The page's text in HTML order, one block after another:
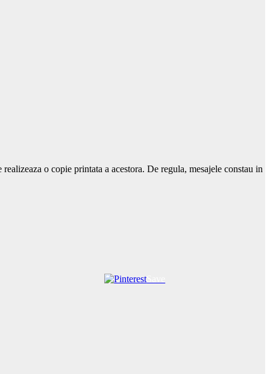
o copie printata a acestora. De regula, mesajele constau in